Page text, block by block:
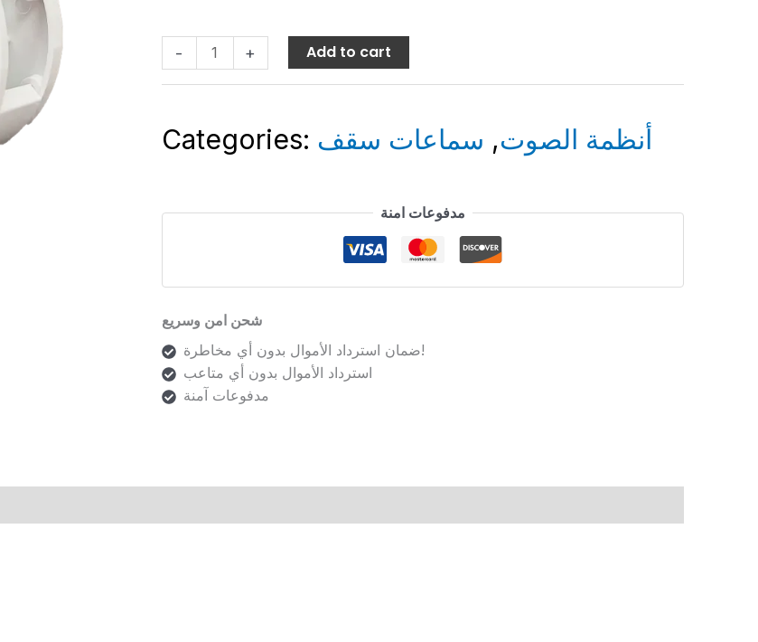
-
quantity
+ Add to cart
Categories: أنظمة الصوت, سماعات سقف
مدفوعات امنة
شحن امن وسريع
ضمان استرداد الأموال بدون أي مخاطرة!
استرداد الأموال بدون أي متاعب
مدفوعات آمنة